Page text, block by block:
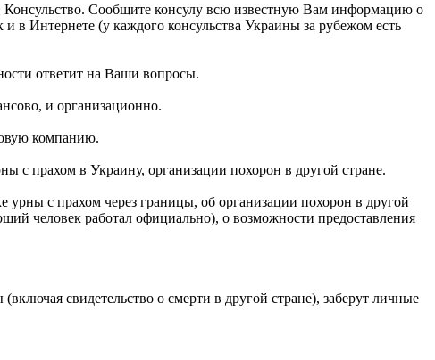
Сообщите консулу всю известную Вам информацию о
в Интернете (у каждого консульства Украины за рубежом есть
ответит на Ваши вопросы.
и организационно.
компанию.
с прахом в Украину, организации похорон в другой стране.
урны с прахом через границы, об организации похорон в другой
человек работал официально), о возможности предоставления
свидетельство о смерти в другой стране), заберут личные